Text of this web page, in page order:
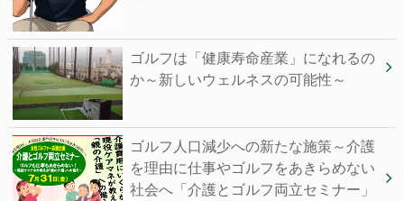
ゴルフは「健康寿命産業」になれるの
か～新しいウェルネスの可能性～
ゴルフ人口減少への新たな施策～介護
を理由に仕事やゴルフをあきらめない
社会へ「介護とゴルフ両立セミナー」